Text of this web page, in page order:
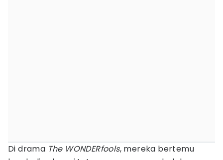
Di drama The WONDERfools, mereka bertemu